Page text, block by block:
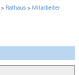
> Rathaus > Mitarbeiter